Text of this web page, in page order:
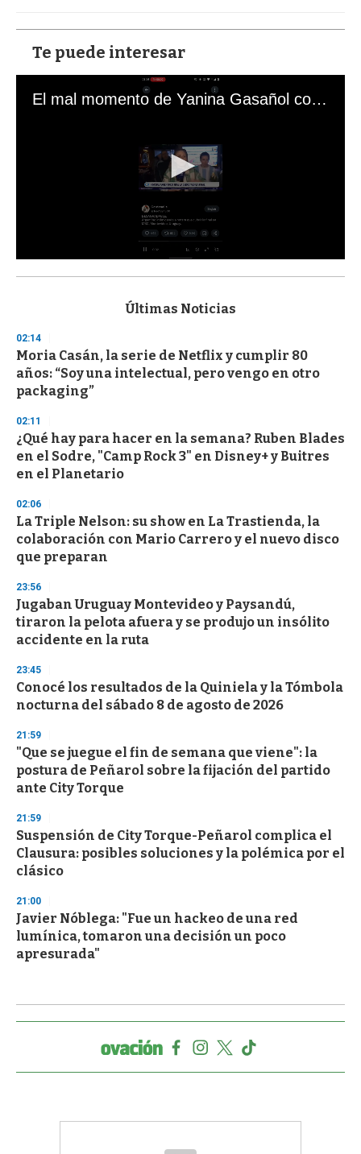
Te puede interesar
El mal momento de Yanina Gasañol con un hincha argentino en "Subrayado"
s
d
s
o
f
3
s
c
o
n
Últimas Noticias
02:14
Moria Casán, la serie de Netflix y cumplir 80
años: “Soy una intelectual, pero vengo en otro
packaging”
02:11
¿Qué hay para hacer en la semana? Ruben Blades
en el Sodre, "Camp Rock 3" en Disney+ y Buitres
en el Planetario
02:06
La Triple Nelson: su show en La Trastienda, la
colaboración con Mario Carrero y el nuevo disco
que preparan
23:56
Jugaban Uruguay Montevideo y Paysandú,
tiraron la pelota afuera y se produjo un insólito
accidente en la ruta
23:45
Conocé los resultados de la Quiniela y la Tómbola
nocturna del sábado 8 de agosto de 2026
21:59
"Que se juegue el fin de semana que viene": la
postura de Peñarol sobre la fijación del partido
ante City Torque
21:59
Suspensión de City Torque-Peñarol complica el
Clausura: posibles soluciones y la polémica por el
clásico
21:00
Javier Nóblega: "Fue un hackeo de una red
lumínica, tomaron una decisión un poco
apresurada"